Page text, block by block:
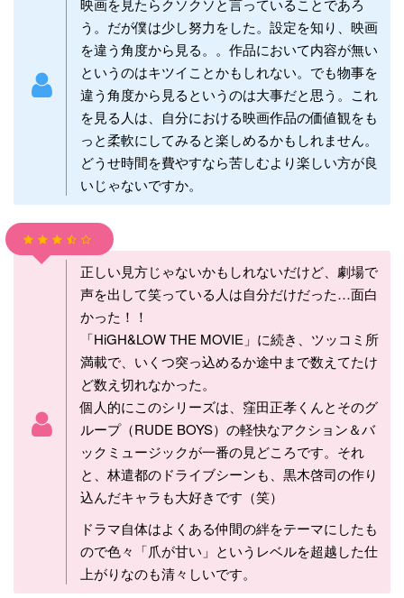
映画を見たらクソクソと言っていることであろ
う。だが僕は少し努力をした。設定を知り、映画
を違う角度から見る。。作品において内容が無い
というのはキツイことかもしれない。でも物事を
違う角度から見るというのは大事だと思う。これ
を見る人は、自分における映画作品の価値観をも
っと柔軟にしてみると楽しめるかもしれません。
どうせ時間を費やすなら苦しむより楽しい方が良
いじゃないですか。
正しい見方じゃないかもしれないだけど、劇場で
声を出して笑っている人は自分だけだった…面白
かった！！
「HiGH&LOW THE MOVIE」に続き、ツッコミ所
満載で、いくつ突っ込めるか途中まで数えてたけ
ど数え切れなかった。
個人的にこのシリーズは、窪田正孝くんとそのグ
ループ（RUDE BOYS）の軽快なアクション＆バ
ックミュージックが一番の見どころです。それ
と、林遣都のドライブシーンも、黒木啓司の作り
込んだキャラも大好きです（笑）
ドラマ自体はよくある仲間の絆をテーマにしたも
ので色々「爪が甘い」というレベルを超越した仕
上がりなのも清々しいです。